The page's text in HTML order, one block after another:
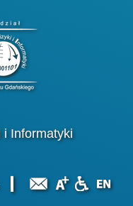
i Informatyki